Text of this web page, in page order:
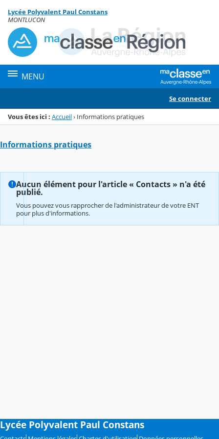
Menu de la rubrique
Contenu
Lycée Polyvalent Paul Constans
MONTLUCON
MENU
Se connecter
Vous êtes ici : Accueil› Informations pratiques
Informations pratiques
Aucun élément pour l'article « Contacts » n'a été
publié.
Vous pouvez vous rapprocher de l'administrateur de votre ENT
pour plus d'informations.
Lycée Polyvalent Paul Constans